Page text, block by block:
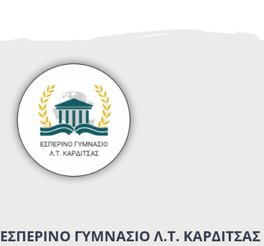
ΕΣΠΕΡΙΝΟ ΓΥΜΝΑΣΙΟ Λ.Τ. ΚΑΡΔΙΤΣΑΣ